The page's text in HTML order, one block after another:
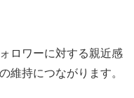
ロワーに対する親近感
維持につながります。